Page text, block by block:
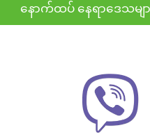
နောက်ထပ် နေရာဒေသမျ